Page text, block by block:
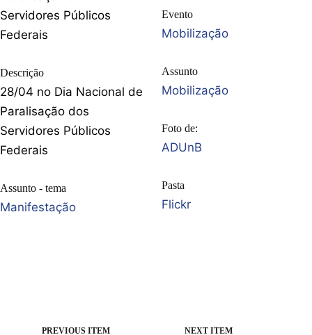
Servidores Públicos
Federais
Descrição
28/04 no Dia Nacional de
Paralisação dos
Servidores Públicos
Federais
Assunto - tema
Manifestação
Evento
Mobilização
Assunto
Mobilização
Foto de:
ADUnB
Pasta
Flickr
PREVIOUS ITEM NEXT ITEM